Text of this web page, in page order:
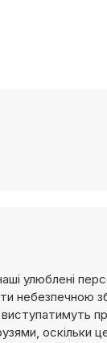
улюблені
оскільки